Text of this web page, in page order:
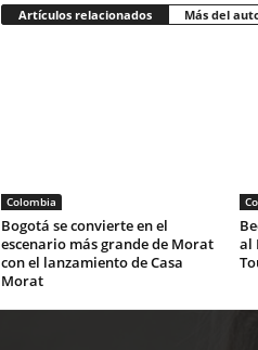
Artículos relacionados Más del
Colombia
Bogotá se convierte en el
escenario más grande de Morat
con el lanzamiento de Casa
Morat
al